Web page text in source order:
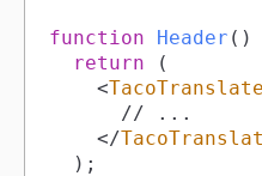
function Header ( )
return
(
<TacoTranslate
</
) ;